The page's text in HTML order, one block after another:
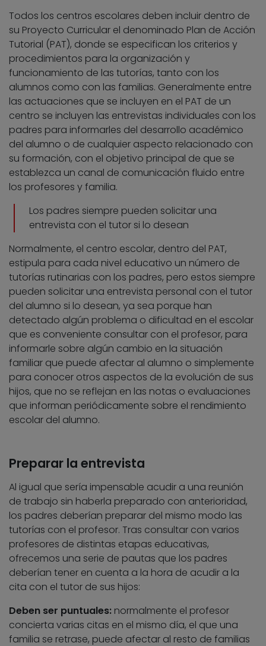
Todos los centros escolares deben incluir dentro de
su Proyecto Curricular el denominado Plan de Acción
Tutorial (PAT), donde se especifican los criterios y
procedimientos para la organización y
funcionamiento de las tutorías, tanto con los
alumnos como con las familias. Generalmente entre
las actuaciones que se incluyen en el PAT de un
centro se incluyen las entrevistas individuales con los
padres para informarles del desarrollo académico
del alumno o de cualquier aspecto relacionado con
su formación, con el objetivo principal de que se
establezca un canal de comunicación fluido entre
los profesores y familia.
Los padres siempre pueden solicitar una
entrevista con el tutor si lo desean
Normalmente, el centro escolar, dentro del PAT,
estipula para cada nivel educativo un número de
tutorías rutinarias con los padres, pero estos siempre
pueden solicitar una entrevista personal con el tutor
del alumno si lo desean, ya sea porque han
detectado algún problema o dificultad en el escolar
que es conveniente consultar con el profesor, para
informarle sobre algún cambio en la situación
familiar que puede afectar al alumno o simplemente
para conocer otros aspectos de la evolución de sus
hijos, que no se reflejan en las notas o evaluaciones
que informan periódicamente sobre el rendimiento
escolar del alumno.
Preparar la entrevista
Al igual que sería impensable acudir a una reunión
de trabajo sin haberla preparado con anterioridad,
los padres deberían preparar del mismo modo las
tutorías con el profesor. Tras consultar con varios
profesores de distintas etapas educativas,
ofrecemos una serie de pautas que los padres
deberían tener en cuenta a la hora de acudir a la
cita con el tutor de sus hijos:
Deben ser puntuales: normalmente el profesor
concierta varias citas en el mismo día, el que una
familia se retrase, puede afectar al resto de familias